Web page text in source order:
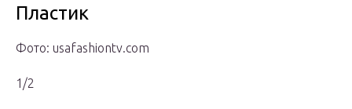
Пластик
Фото: usafashiontv.com
1/2